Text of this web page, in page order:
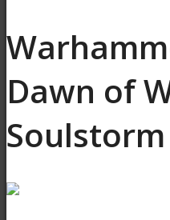
Dawn of
Soulstorm